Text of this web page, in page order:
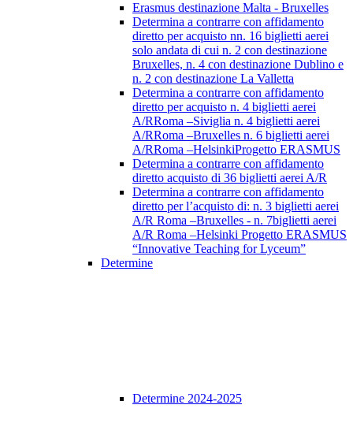
Erasmus destinazione Malta - Bruxelles
Determina a contrarre con affidamento
diretto per acquisto nn. 16 biglietti aerei
solo andata di cui n. 2 con destinazione
Bruxelles, n. 4 con destinazione Dublino e
n. 2 con destinazione La Valletta
Determina a contrarre con affidamento
diretto per acquisto n. 4 biglietti aerei
A/RRoma –Siviglia n. 4 biglietti aerei
A/RRoma –Bruxelles n. 6 biglietti aerei
A/RRoma –HelsinkiProgetto ERASMUS
Determina a contrarre con affidamento
diretto acquisto di 36 biglietti aerei A/R
Determina a contrarre con affidamento
diretto per l’acquisto di: n. 3 biglietti aerei
A/R Roma –Bruxelles - n. 7biglietti aerei
A/R Roma –Helsinki Progetto ERASMUS
“Innovative Teaching for Lyceum”
Determine
Determine 2024-2025